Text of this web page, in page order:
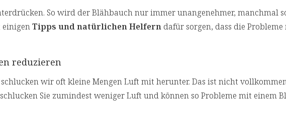
So wird der Blähbauch nur immer unangenehmer, manchmal
einigenTipps und natürlichen Helfern dafür sorgen, dass die
reduzieren
wir oft kleine Mengen Luft mit herunter. Das ist nicht
schlucken Sie zumindest weniger Luft und können so Probleme mit einem